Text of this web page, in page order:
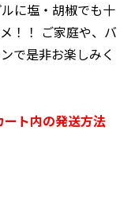
に塩・胡椒でも十
！！ ご家庭や、バ
で是非お楽しみく
ート内の発送方法